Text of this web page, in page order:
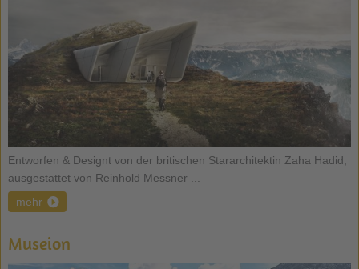
Entworfen & Designt von der britischen Stararchitektin Zaha Hadid,
ausgestattet von Reinhold Messner ...
mehr
Museion